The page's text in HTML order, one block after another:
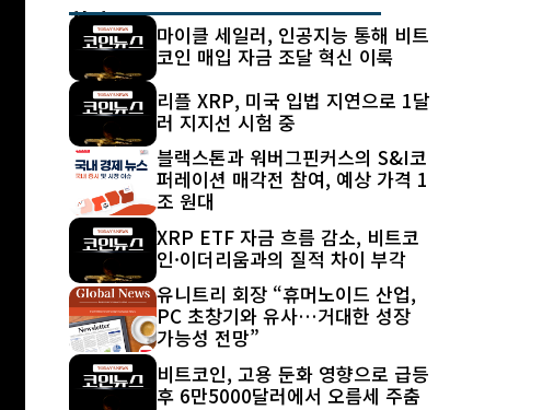
최신 글
마이클 세일러, 인공지능 통해 비트
코인 매입 자금 조달 혁신 이룩
리플 XRP, 미국 입법 지연으로 1달
러 지지선 시험 중
블랙스톤과 워버그핀커스의 S&I코
퍼레이션 매각전 참여, 예상 가격 1
조 원대
XRP ETF 자금 흐름 감소, 비트코
인·이더리움과의 질적 차이 부각
유니트리 회장 “휴머노이드 산업,
PC 초창기와 유사…거대한 성장
가능성 전망”
비트코인, 고용 둔화 영향으로 급등
후 6만5000달러에서 오름세 주춤